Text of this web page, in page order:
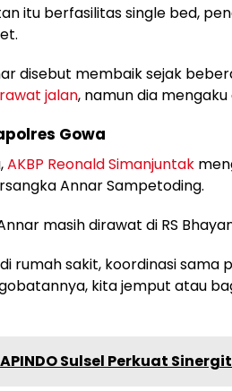
itu berfasilitas single bed,
disebut membaik sejak
rawat jalan, namun dia
Gowa
AKBP Reonald Simanjuntak
Annar Sampetoding.
masih dirawat di RS
rumah sakit, koordinasi sama
kita jemput atau
APINDO Sulsel Perkuat